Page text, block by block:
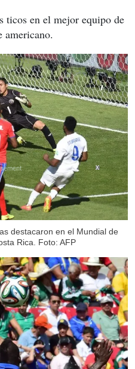
en el mejor equipo de
americano.
destacaron en el Mundial de
Rica. Foto: AFP
X